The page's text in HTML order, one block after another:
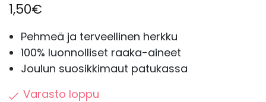
1,50€
Pehmeä ja terveellinen herkku
100% luonnolliset raaka-aineet
Joulun suosikkimaut patukassa
Varasto loppu